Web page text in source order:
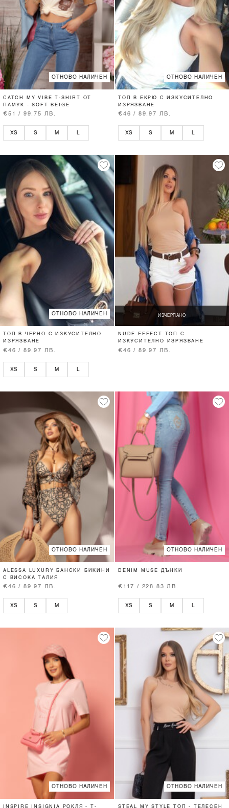
ОТНОВО НАЛИЧЕН
CATCH MY VIBE T-SHIRT ОТ
ПАМУК - SOFT BEIGE
€51 / 99.75 ЛВ.
XS S M L
ОТНОВО НАЛИЧЕН
ТОП В ЕКРЮ С ИЗКУСИТЕЛНО
ИЗРЯЗВАНЕ
€46 / 89.97 ЛВ.
XS S M L
ОТНОВО НАЛИЧЕН
ТОП В ЧЕРНО С ИЗКУСИТЕЛНО
ИЗРЯЗВАНЕ
€46 / 89.97 ЛВ.
XS S M
ИЗЧЕРПАНО
NUDE EFFECT ТОП С
ИЗКУСИТЕЛНО ИЗРЯЗВАНЕ
€46 / 89.97 ЛВ.
ОТНОВО НАЛИЧЕН
ALESSA LUXURY БАНСКИ БИКИНИ
С ВИСОКА ТАЛИЯ
€46 / 89.97 ЛВ.
XS S M
ОТНОВО НАЛИЧЕН
DENIM MUSE ДЪНКИ
€117 / 228.83 ЛВ.
XS S M L
ОТНОВО НАЛИЧЕН
INSPIRE INSIGNIA РОКЛЯ - T-
ОТНОВО НАЛИЧЕН
STEAL MY STYLE ТОП - ТЕЛЕСЕН